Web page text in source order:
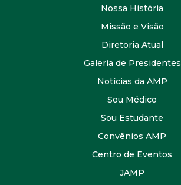
Nossa História
Missão e Visão
Diretoria Atual
Galeria de Presidentes
Notícias da AMP
Sou Médico
Sou Estudante
Convênios AMP
Centro de Eventos
JAMP